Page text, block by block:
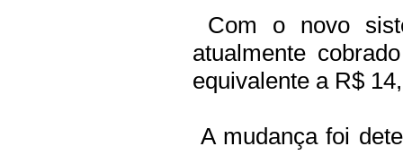
Com o novo
atualmente
equivalente a R$
A mudança foi